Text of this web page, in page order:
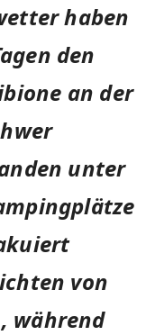
haben
den
an der
unter
von
während